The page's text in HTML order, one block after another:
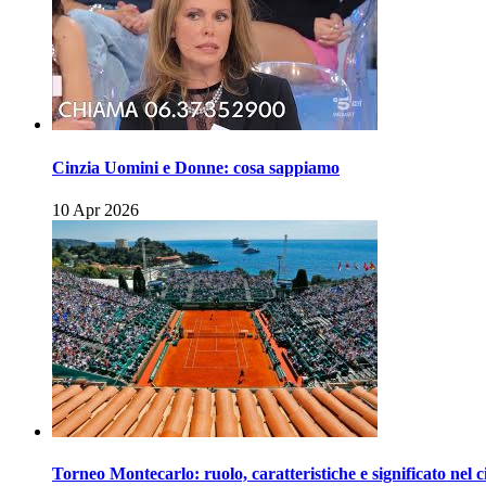
Cinzia Uomini e Donne: cosa sappiamo
10 Apr 2026
Torneo Montecarlo: ruolo, caratteristiche e significato nel